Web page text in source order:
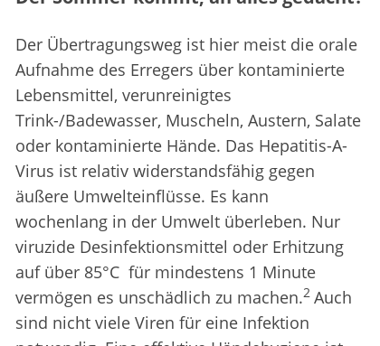
Der Übertragungsweg ist hier meist die orale
Aufnahme des Erregers über kontaminierte
Lebensmittel, verunreinigtes
Trink-/Badewasser, Muscheln, Austern, Salate
oder kontaminierte Hände. Das Hepatitis-A-
Virus ist relativ widerstandsfähig gegen
äußere Umwelteinflüsse. Es kann
wochenlang in der Umwelt überleben. Nur
viruzide Desinfektionsmittel oder Erhitzung
auf über 85°C für mindestens 1 Minute
vermögen es unschädlich zu machen.2 Auch
sind nicht viele Viren für eine Infektion